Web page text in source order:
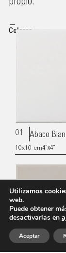
Colores
01 Abaco
10x10 cm4”x4”
Utilizamos
web.
Puede obtener
desactivarlas en
Aceptar